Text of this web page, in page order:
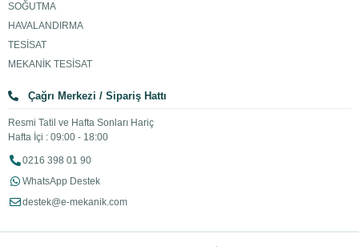
SOĞUTMA
HAVALANDIRMA
TESİSAT
MEKANİK TESİSAT
Çağrı Merkezi / Sipariş Hattı
Resmi Tatil ve Hafta Sonları Hariç
Hafta İçi : 09:00 - 18:00
0216 398 01 90
WhatsApp Destek
destek@e-mekanik.com